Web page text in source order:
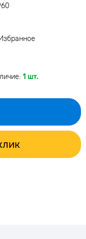
Избранное
1 шт.